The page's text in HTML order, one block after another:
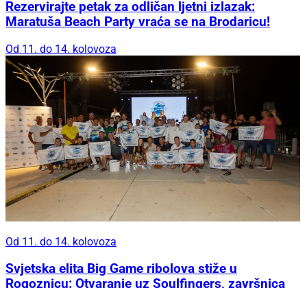
Rezervirajte petak za odličan ljetni izlazak:
Maratuša Beach Party vraća se na Brodaricu!
Od 11. do 14. kolovoza
Od 11. do 14. kolovoza
Svjetska elita Big Game ribolova stiže u
Rogoznicu: Otvaranje uz Soulfingers, završnica